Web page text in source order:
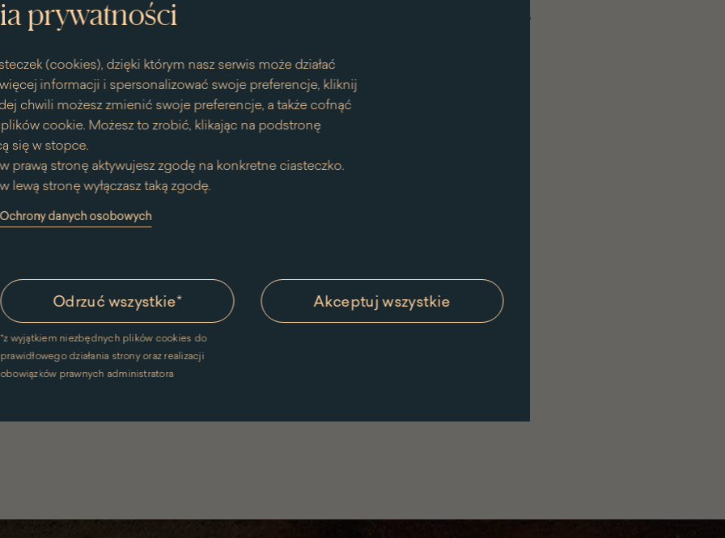
prywatności
(cookies), dzięki którym nasz serwis może działać
informacji i spersonalizować swoje preferencje, kliknij
chwili możesz zmienić swoje preferencje, a także cofnąć
cookie. Możesz to zrobić, klikając na podstronę
się w stopce.
prawą stronę aktywujesz zgodę na konkretne ciasteczko.
lewą stronę wyłączasz taką zgodę.
danych osobowych
Odrzuć wszystkie*
*z wyjątkiem niezbędnych plików cookies do
prawidłowego działania strony oraz realizacji
obowiązków prawnych administratora
Akceptuj wszystkie
PDF 699.08 KB
DOCX 64.41 KB
Zapytanie Ofertowe
PDF 584.12 KB
Pobierz